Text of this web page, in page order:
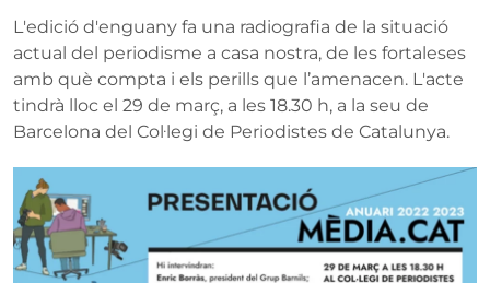
L'edició d'enguany fa una radiografia de la situació
actual del periodisme a casa nostra, de les fortaleses
amb què compta i els perills que l’amenacen. L'acte
tindrà lloc el 29 de març, a les 18.30 h, a la seu de
Barcelona del Col·legi de Periodistes de Catalunya.